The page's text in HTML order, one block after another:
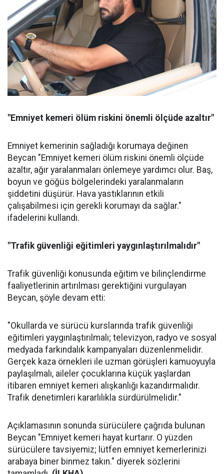
"Emniyet kemeri ölüm riskini önemli ölçüde azaltır"
Emniyet kemerinin sağladığı korumaya değinen
Beycan "Emniyet kemeri ölüm riskini önemli ölçüde
azaltır, ağır yaralanmaları önlemeye yardımcı olur. Baş,
boyun ve göğüs bölgelerindeki yaralanmaların
şiddetini düşürür. Hava yastıklarının etkili
çalışabilmesi için gerekli korumayı da sağlar."
ifadelerini kullandı.
"Trafik güvenliği eğitimleri yaygınlaştırılmalıdır"
Trafik güvenliği konusunda eğitim ve bilinçlendirme
faaliyetlerinin artırılması gerektiğini vurgulayan
Beycan, şöyle devam etti:
"Okullarda ve sürücü kurslarında trafik güvenliği
eğitimleri yaygınlaştırılmalı; televizyon, radyo ve sosyal
medyada farkındalık kampanyaları düzenlenmelidir.
Gerçek kaza örnekleri ile uzman görüşleri kamuoyuyla
paylaşılmalı, aileler çocuklarına küçük yaşlardan
itibaren emniyet kemeri alışkanlığı kazandırmalıdır.
Trafik denetimleri kararlılıkla sürdürülmelidir."
Açıklamasının sonunda sürücülere çağrıda bulunan
Beycan "Emniyet kemeri hayat kurtarır. O yüzden
sürücülere tavsiyemiz; lütfen emniyet kemerlerinizi
arabaya biner binmez takın." diyerek sözlerini